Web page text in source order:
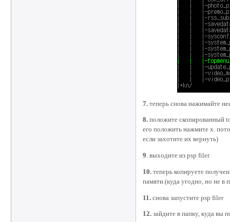
7. теперь снова нажимайте
8. положите скопированный
его положить нажмите x.
если захотите их вернуть)
9. выходите из psp filer
10. теперь копируете
памяти.(куда угодно, но не
11. снова запустите psp filer
12. зайдите в папку, куда вы